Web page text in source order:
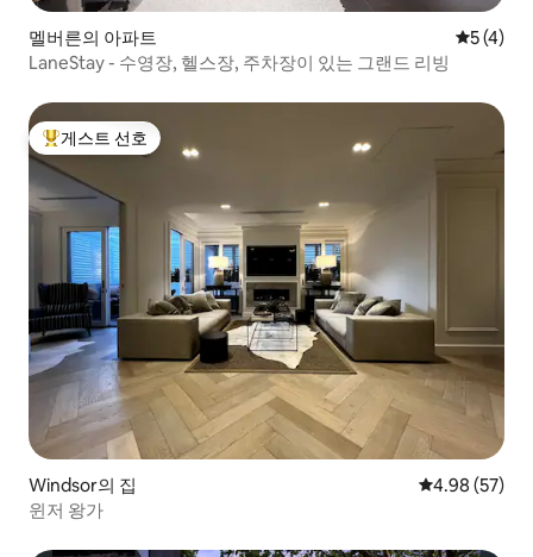
멜버른의 아파트 평점 5점
5 (4)
LaneStay - 수영장, 헬스장, 주차장이 있는 그랜드 리빙
상위 게스트 선호
게스트 선호
Windsor의 집 평점 4.98점(5
4.98 (57)
윈저 왕가